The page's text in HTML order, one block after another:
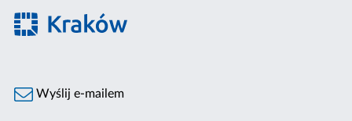
Wyślij e-mailem